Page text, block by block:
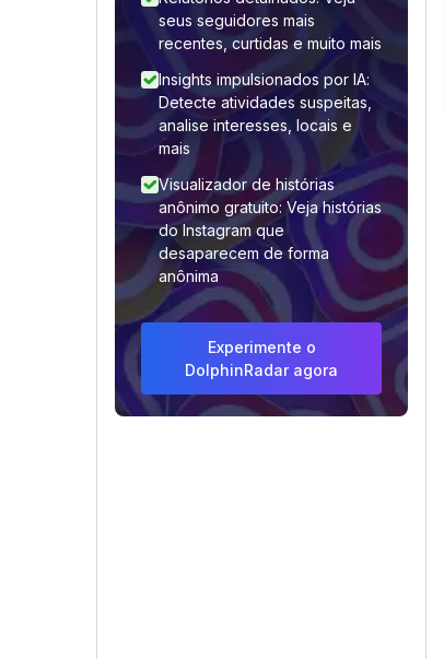
seus seguidores mais
recentes, curtidas e muito mais
Insights impulsionados por IA:
Detecte atividades suspeitas,
analise interesses, locais e
mais
Visualizador de histórias
anônimo gratuito: Veja histórias
do Instagram que
desaparecem de forma
anônima
Experimente o
DolphinRadar agora